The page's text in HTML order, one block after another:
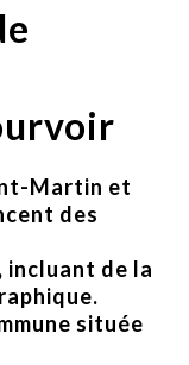
Martin et
des
incluant de la
située